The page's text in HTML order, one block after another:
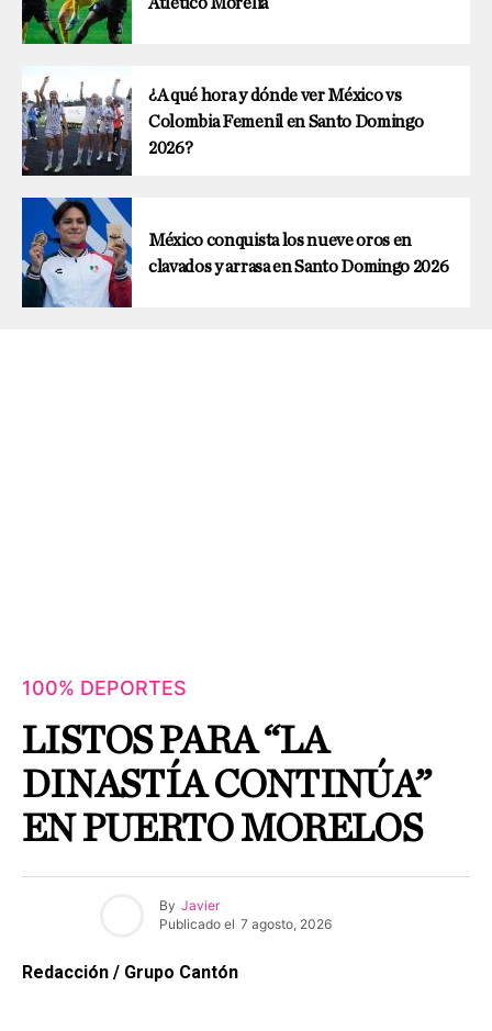
¿A qué hora y dónde ver México vs
Colombia Femenil en Santo Domingo
2026?
México conquista los nueve oros en
clavados y arrasa en Santo Domingo 2026
100% DEPORTES
LISTOS PARA “LA
DINASTÍA CONTINÚA”
EN PUERTO MORELOS
By Javier
Publicado el 7 agosto, 2026
Redacción / Grupo Cantón